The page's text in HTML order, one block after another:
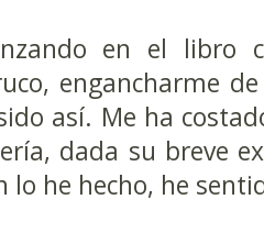
en el libro
engancharme
así. Me ha
dada su breve
lo he hecho, he